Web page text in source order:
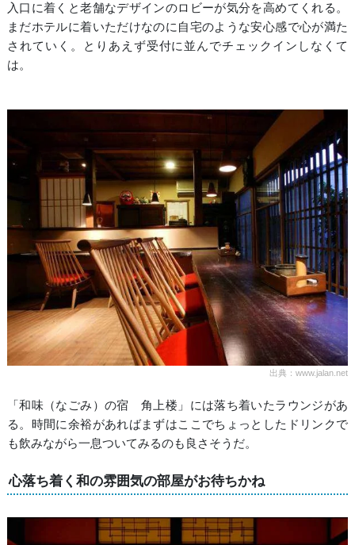
入口に着くと老舗なデザインのロビーが気分を高めてくれる。
まだホテルに着いただけなのに自宅のような安心感で心が満た
されていく。とりあえず受付に並んでチェックインしなくて
は。
出典：www.jalan.net
「和味（なごみ）の宿 角上楼」には落ち着いたラウンジがあ
る。時間に余裕があればまずはここでちょっとしたドリンクで
も飲みながら一息ついてみるのも良さそうだ。
心落ち着く和の雰囲気の部屋がお待ちかね